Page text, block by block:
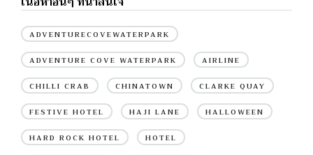
ADVENTURECOVEWATERPARK
ADVENTURE COVE WATERPARK AIRLINE
CHILLI CRAB CHINATOWN CLARKE QUAY
FESTIVE HOTEL HAJI LANE HALLOWEEN
HARD ROCK HOTEL HOTEL